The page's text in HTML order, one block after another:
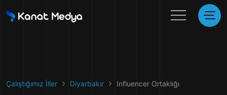
Çalıştığımız İller Diyarbakır Influencer Ortaklığı